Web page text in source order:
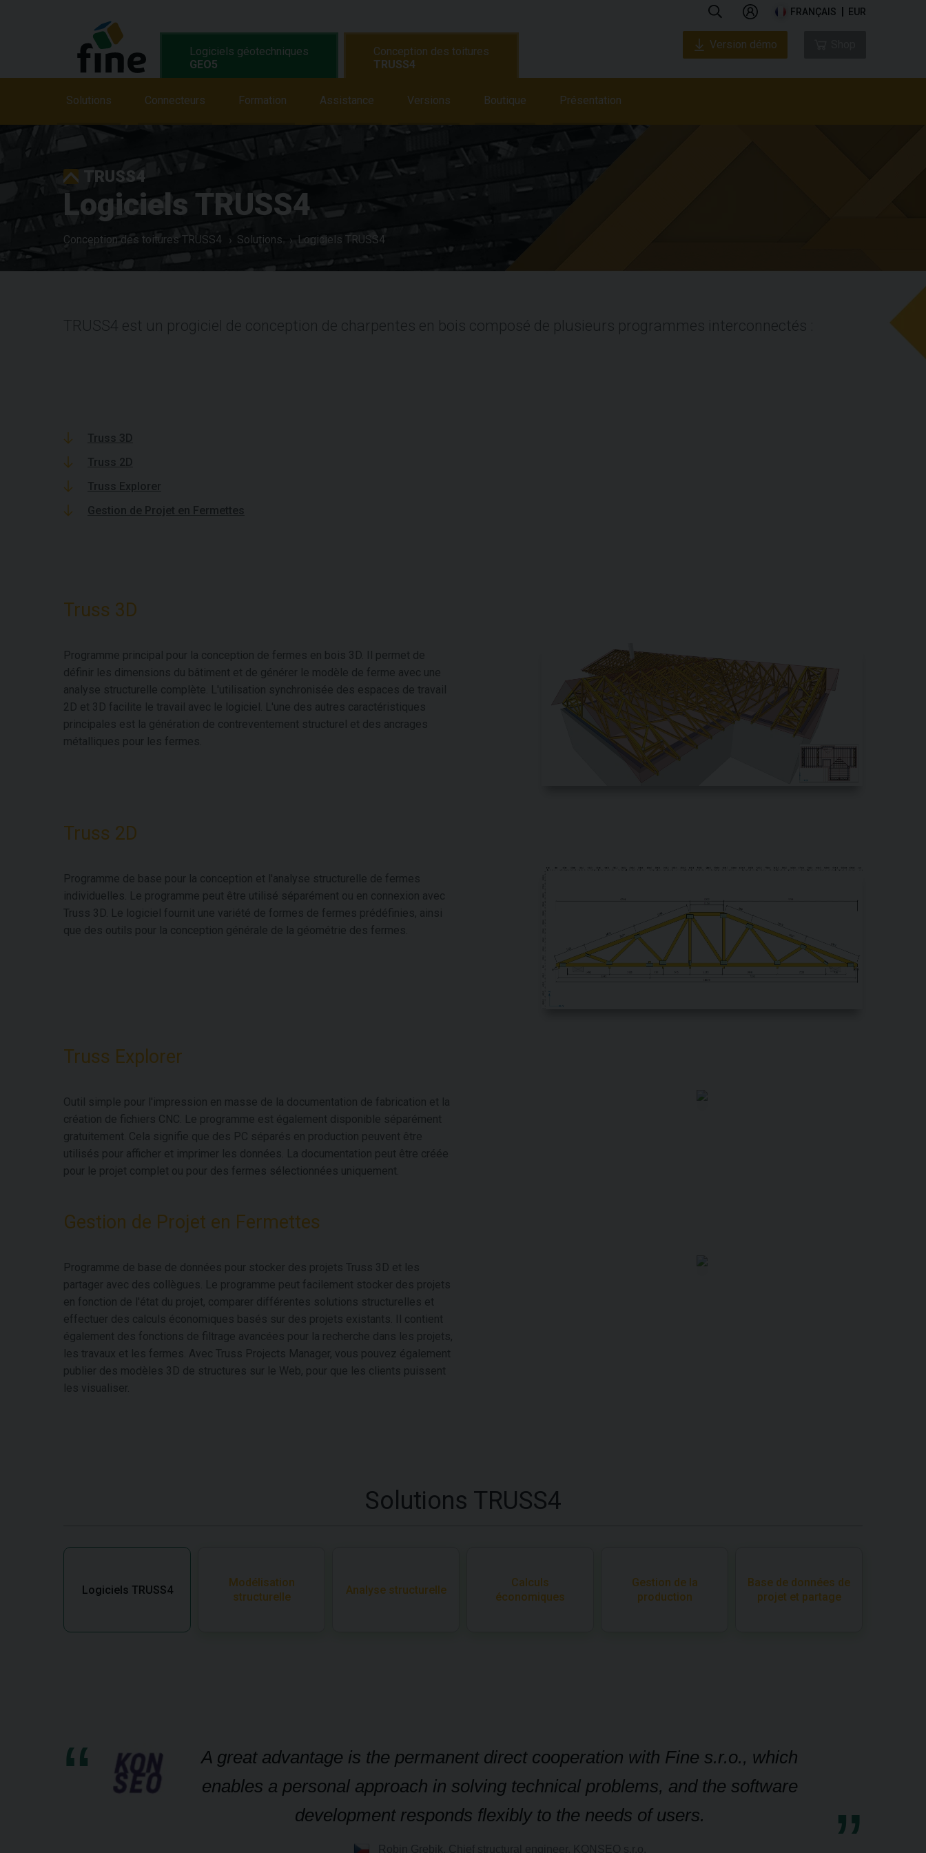
FRANÇAIS EUR
Logiciels géotechniques
GEO5
Solutions Fonctionnalités Programmes Formation Assistance Actualités Boutique
Conception des toitures
TRUSS4
Solutions Connecteurs Formation Assistance Versions Boutique Présentation
Version démo
TRUSS4
Logiciels TRUSS4
Conception des toitures TRUSS4 Solutions Logiciels TRUSS4
TRUSS4 est un progiciel de conception de charpentes en bois composé de plusieurs programmes interconnectés :
Truss 3D
Truss 2D
Truss Explorer
Gestion de Projet en Fermettes
Truss 3D
Programme principal pour la conception de fermes en bois 3D. Il permet de
définir les dimensions du bâtiment et de générer le modèle de ferme avec une
analyse structurelle complète. L'utilisation synchronisée des espaces de travail
2D et 3D facilite le travail avec le logiciel. L'une des autres caractéristiques
principales est la génération de contreventement structurel et des ancrages
métalliques pour les fermes.
Truss 2D
Programme de base pour la conception et l'analyse structurelle de fermes
individuelles. Le programme peut être utilisé séparément ou en connexion avec
Truss 3D. Le logiciel fournit une variété de formes de fermes prédéfinies, ainsi
que des outils pour la conception générale de la géométrie des fermes.
Truss Explorer
Outil simple pour l'impression en masse de la documentation de fabrication et la
création de fichiers CNC. Le programme est également disponible séparément
gratuitement. Cela signifie que des PC séparés en production peuvent être
utilisés pour afficher et imprimer les données. La documentation peut être créée
pour le projet complet ou pour des fermes sélectionnées uniquement.
Gestion de Projet en Fermettes
Programme de base de données pour stocker des projets Truss 3D et les
partager avec des collègues. Le programme peut facilement stocker des projets
en fonction de l'état du projet, comparer différentes solutions structurelles et
effectuer des calculs économiques basés sur des projets existants. Il contient
également des fonctions de filtrage avancées pour la recherche dans les projets,
les travaux et les fermes. Avec Truss Projects Manager, vous pouvez également
publier des modèles 3D de structures sur le Web, pour que les clients puissent
les visualiser.
Solutions TRUSS4
Logiciels TRUSS4
Modélisation
structurelle
Analyse structurelle
Calculs
économiques
Gestion de la
production
Base de données de
projet et partage
A great advantage is the permanent direct cooperation with Fine s.r.o., which
enables a personal approach in solving technical problems, and the software
development responds flexibly to the needs of users.